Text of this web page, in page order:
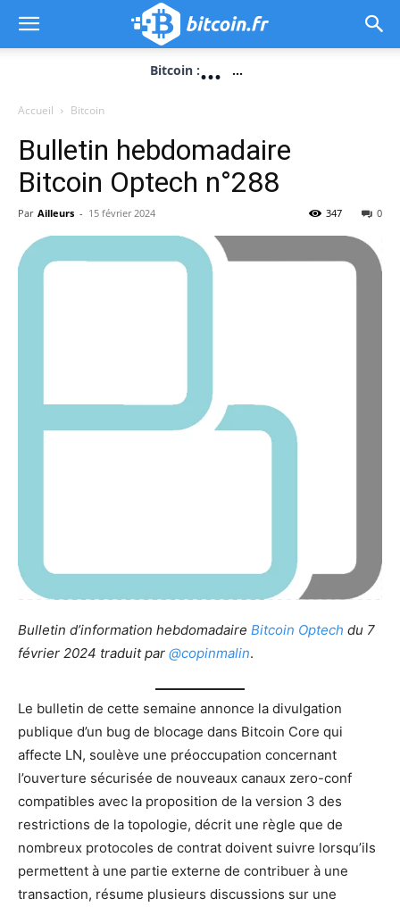
Bitcoin :... ...
Accueil Bitcoin
Bulletin hebdomadaire
Bitcoin Optech n°288
Par Ailleurs - 15 février 2024 0
347
Bulletin d’information hebdomadaire Bitcoin Optech du 7
février 2024 traduit par @copinmalin.
Le bulletin de cette semaine annonce la divulgation
publique d’un bug de blocage dans Bitcoin Core qui
affecte LN, soulève une préoccupation concernant
l’ouverture sécurisée de nouveaux canaux zero-conf
compatibles avec la proposition de la version 3 des
restrictions de la topologie, décrit une règle que de
nombreux protocoles de contrat doivent suivre lorsqu’ils
permettent à une partie externe de contribuer à une
transaction, résume plusieurs discussions sur une